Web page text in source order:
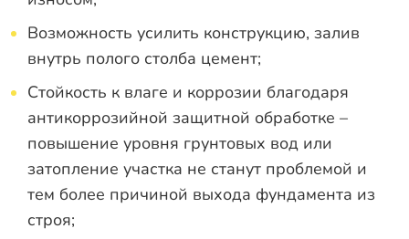
Возможность усилить конструкцию, залив
внутрь полого столба цемент;
Стойкость к влаге и коррозии благодаря
антикоррозийной защитной обработке –
повышение уровня грунтовых вод или
затопление участка не станут проблемой и
тем более причиной выхода фундамента из
строя;